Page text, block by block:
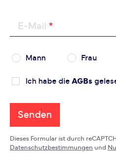
E-Mail
Mann Frau
Ich habe die AGBs
Senden
Dieses Formular ist durch
Datenschutzbestimmungen und